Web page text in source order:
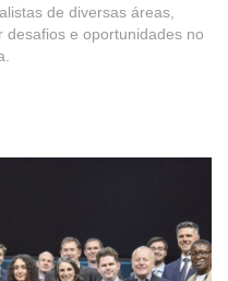
de diversas áreas,
e oportunidades no